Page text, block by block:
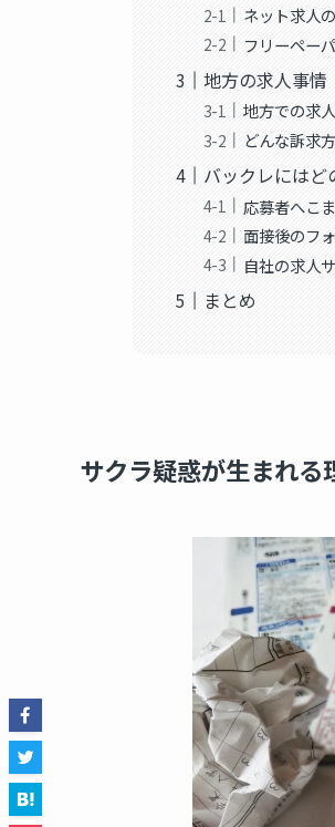
ネット求人
フリーペー
地方の求人事情
地方での求
どんな訴求
バックレにはど
応募者へこ
面接後のフ
自社の求人
まとめ
サクラ疑惑が生まれる